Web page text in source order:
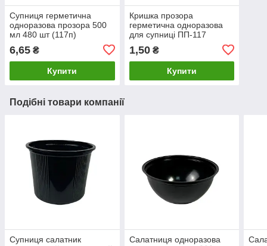
Супниця герметична
одноразова прозора 500
мл 480 шт (117п)
6,65 ₴
Купити
Кришка прозора
герметична одноразова
для супниці ПП-117
(500/350/750 мл) 480 шт
1,50₴
Купити
Подібні товари компанії
Супниця салатник
Салатниця одноразова